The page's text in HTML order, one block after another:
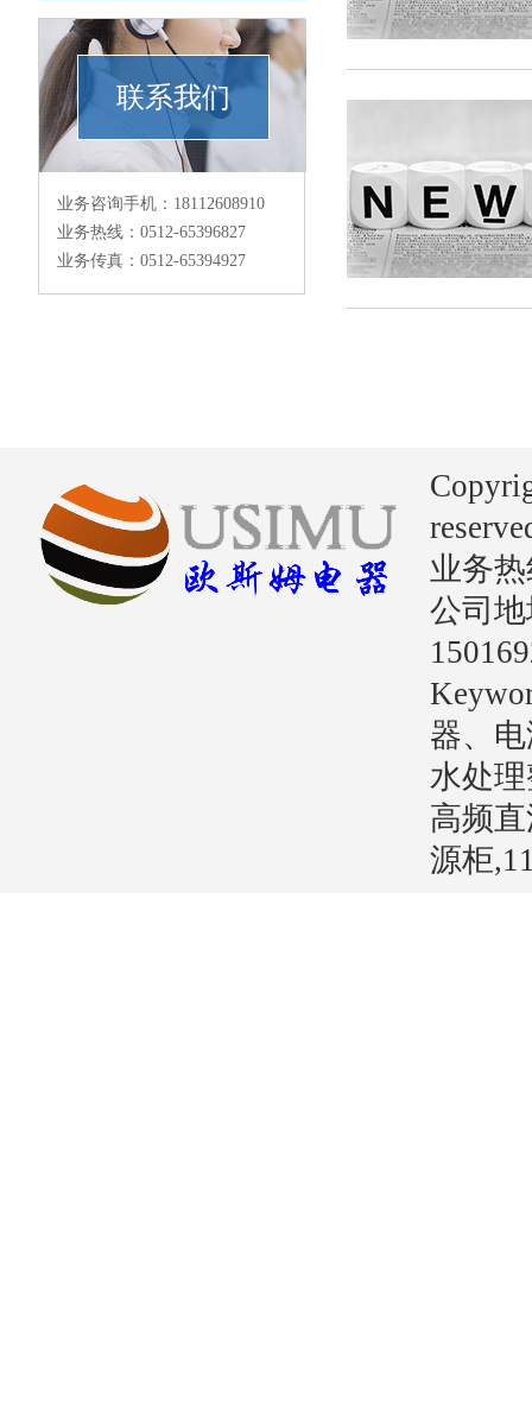
联系我们
业务咨询手机：18112608910
业务热线：0512-65396827
业务传真：0512-65394927
业务热
公司
器、
水处
高频
源柜